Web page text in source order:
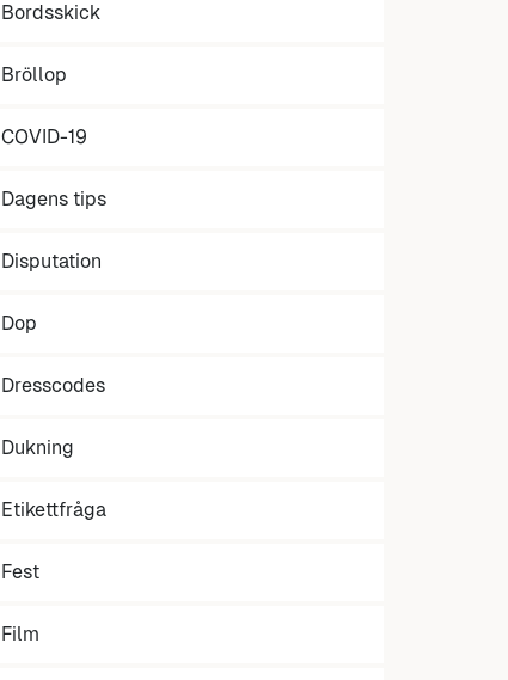
Bordsskick
Bröllop
COVID-19
Dagens tips
Disputation
Dop
Dresscodes
Dukning
Etikettfråga
Fest
Film